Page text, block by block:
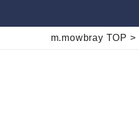
m.mowbray TOP >